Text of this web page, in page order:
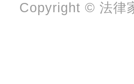
Copyright © 法律